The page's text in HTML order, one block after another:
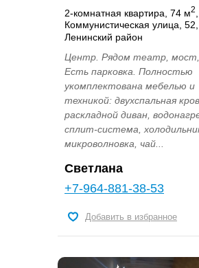
2-комнатная квартира, 74 м2
Коммунистическая улица, 52,
Ленинский район
Центр. Рядом театр, мост,
Есть парковка. Полностью
укомплектована мебелью и
техникой: двухспальная
раскладной диван,
сплит-система,
микроволновка, чай...
Светлана
+7-964-881-38-53
Добавить в избранное